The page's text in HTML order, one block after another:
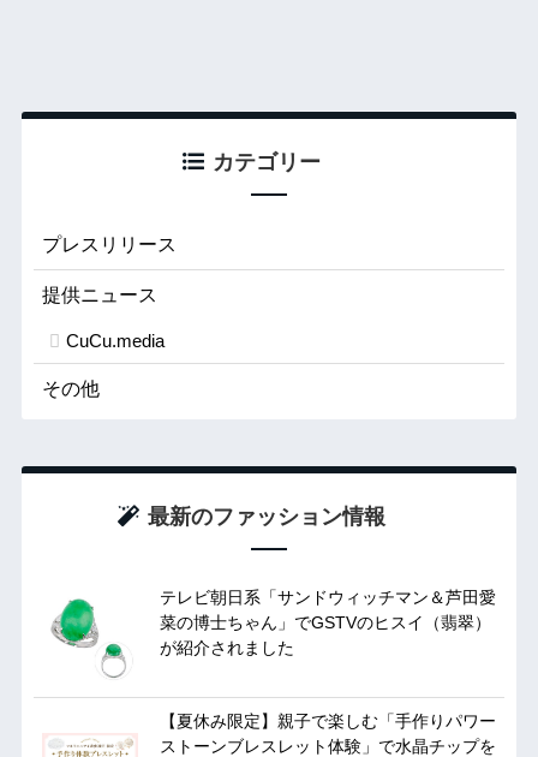
カテゴリー
プレスリリース
提供ニュース
CuCu.media
その他
最新のファッション情報
テレビ朝日系「サンドウィッチマン＆芦田愛
菜の博士ちゃん」でGSTVのヒスイ（翡翠）
が紹介されました
【夏休み限定】親子で楽しむ「手作りパワー
ストーンブレスレット体験」で水晶チップを